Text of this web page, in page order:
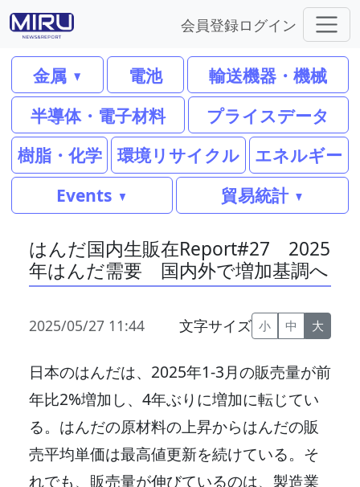
会員登録ログイン
金属 電池
輸送機器・機械
半導体・電子材料
プライスデータ
樹脂・化学
環境リサイクル
エネルギー
Events
貿易統計
はんだ国内生販在Report#27 2025
年はんだ需要 国内外で増加基調へ
2025/05/27 11:44 文字サイズ 小 中 大
日本のはんだは、2025年1-3月の販売量が前
年比2%増加し、4年ぶりに増加に転じてい
る。はんだの原材料の上昇からはんだの販
売平均単価は最高値更新を続けている。そ
れでも、販売量が伸びているのは、製造業